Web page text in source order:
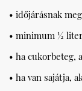
• időjárásnak
• minimum ½
• ha cukorbeteg,
• ha van sajátja,